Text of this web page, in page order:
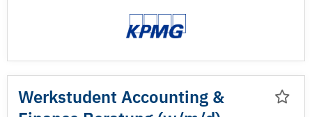
Werkstudent Accounting &